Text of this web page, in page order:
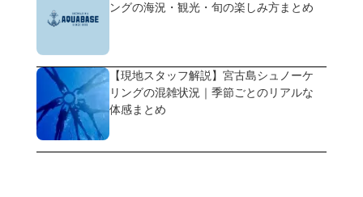
ングの海況・観光・旬の楽しみ方まとめ
【現地スタッフ解説】宮古島シュノーケ
リングの混雑状況｜季節ごとのリアルな
体感まとめ